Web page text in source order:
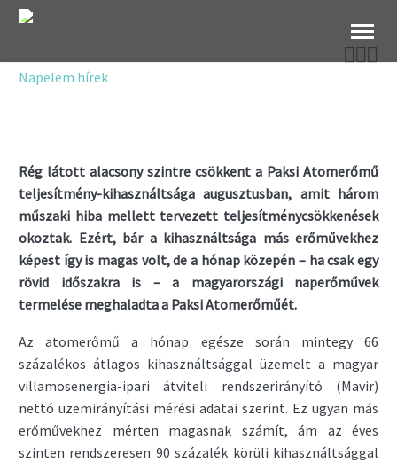

Napelem hírek
Rég látott alacsony szintre csökkent a Paksi Atomerőmű
teljesítmény-kihasználtsága augusztusban, amit három
műszaki hiba mellett tervezett teljesítménycsökkenések
okoztak. Ezért, bár a kihasználtsága más erőművekhez
képest így is magas volt, de a hónap közepén – ha csak egy
rövid időszakra is – a magyarországi naperőművek
termelése meghaladta a Paksi Atomerőműét.
Az atomerőmű a hónap egésze során mintegy 66
százalékos átlagos kihasználtsággal üzemelt a magyar
villamosenergia-ipari átviteli rendszerirányító (Mavir)
nettó üzemirányítási mérési adatai szerint. Ez ugyan más
erőművekhez mérten magasnak számít, ám az éves
szinten rendszeresen 90 százalék körüli kihasználtsággal